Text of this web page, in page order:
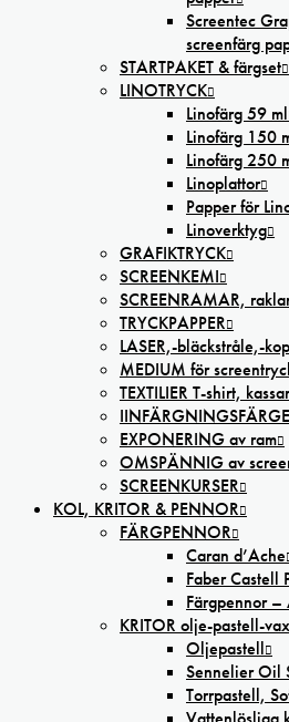
Screentec
screenfärg
STARTPAKET & färgset
LINOTRYCK
Linofärg 59 ml
Linofärg 150
Linofärg 250
Linoplattor
Papper för
Linoverktyg
GRAFIKTRYCK
SCREENKEMI
SCREENRAMAR,
TRYCKPAPPER
LASER,-bläckstråle,-
MEDIUM för
TEXTILIER T-shirt, kassar
EXPONERING av ram
OMSPÄNNIG av
SCREENKURSER
KOL, KRITOR & PENNOR
FÄRGPENNOR
Caran d’Ache
Faber Castell
Färgpennor
KRITOR olje-pastell-vax
Oljepastell
Sennelier Oil
Torrpastell,